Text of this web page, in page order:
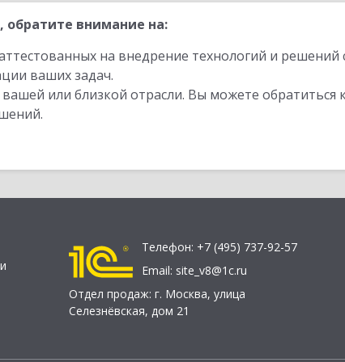
внимание на:
на внедрение технологий и
ваших задач.
или близкой отрасли. Вы можете обратиться
Телефон: +7 (495) 737-92-57
Email: site_v8@1c.ru
Отдел продаж: г. Москва, улица
Селезнёвская, дом 21